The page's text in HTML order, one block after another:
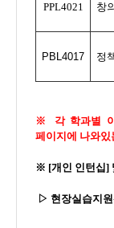
PPL4021 창
PBL4017 정
※ 각 학과별 이
페이지에 나와
※ [개인 인턴십]
▷ 현장실습지